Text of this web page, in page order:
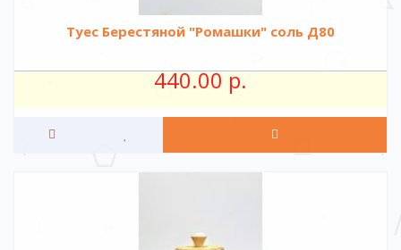
Туес Берестяной "Ромашки" соль Д80
440.00 р.